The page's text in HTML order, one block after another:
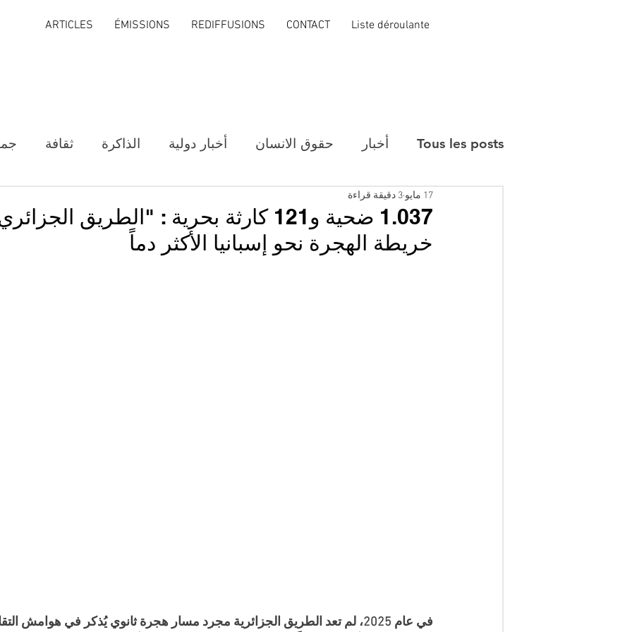
ARTICLES ÉMISSIONS REDIFFUSIONS CONTACT Liste déroulante
Tous les posts أخبار حقوق الانسان أخبار دولية الذاكرة ثقافة
1.037 ضحية و121 كارثة بحرية : "الطريق
خريطة الهجرة نحو إسبانيا الأكثر دماً
17 مايو 3 دقيقة قراءة
في عام 2025، لم تعد الطريق الجزائرية مجرد مسار هجرة ثانوي يُذكر في هوامش